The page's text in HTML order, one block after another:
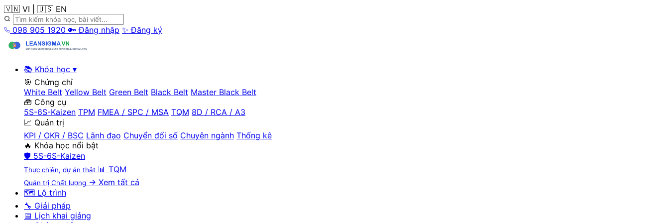
🇻🇳 VI 🇺🇸 EN
098 905 1920 🔑 Đăng nhập ✨ Đăng ký
📚 Khóa học ▾
🎯 Chứng chỉ
White Belt Yellow Belt Green Belt Black Belt Master Black Belt
🧰 Công cụ
5S-6S-Kaizen TPM FMEA / SPC / MSA TQM 8D / RCA / A3
📈 Quản trị
KPI / OKR / BSC Lãnh đạo Chuyển đổi số Chuyên ngành Thống kê
🔥 Khóa học nổi bật
🛡️ 5S-6S-Kaizen
Thực chiến, dự án thật 📊 TQM
Quản trị Chất lượng → Xem tất cả
🗺️ Lộ trình
🔧 Giải pháp
📅 Lịch khai giảng